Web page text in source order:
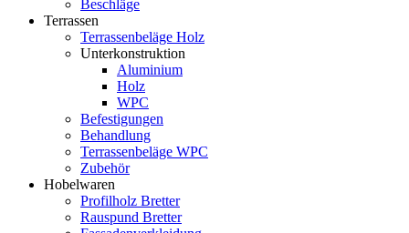
Beschläge
Terrassen
Terrassenbeläge Holz
Unterkonstruktion
Aluminium
Holz
WPC
Befestigungen
Behandlung
Terrassenbeläge WPC
Zubehör
Hobelwaren
Profilholz Bretter
Rauspund Bretter